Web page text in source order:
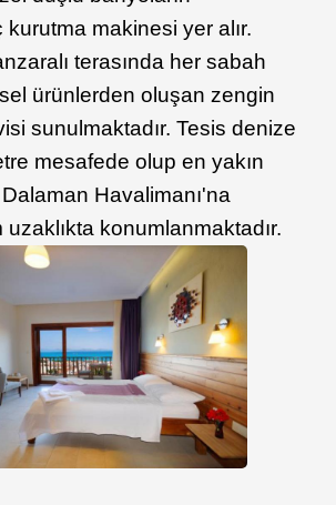
kurutma makinesi yer alır.
terasında her sabah
ürünlerden oluşan zengin
sunulmaktadır. Tesis denize
mesafede olup en yakın
Havalimanı'na
konumlanmaktadır.